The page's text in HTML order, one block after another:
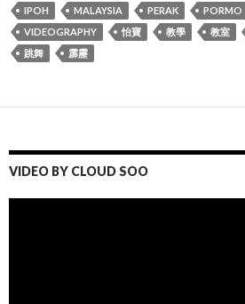
IPOH
MALAYSIA PERAK PORMO
VIDEOGRAPHY
怡寶 教學 教室
跳舞
霹靂
VIDEO BY CLOUD SOO